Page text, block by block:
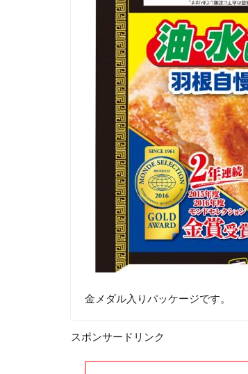
金メダル入りパッケージです。
スポンサードリンク